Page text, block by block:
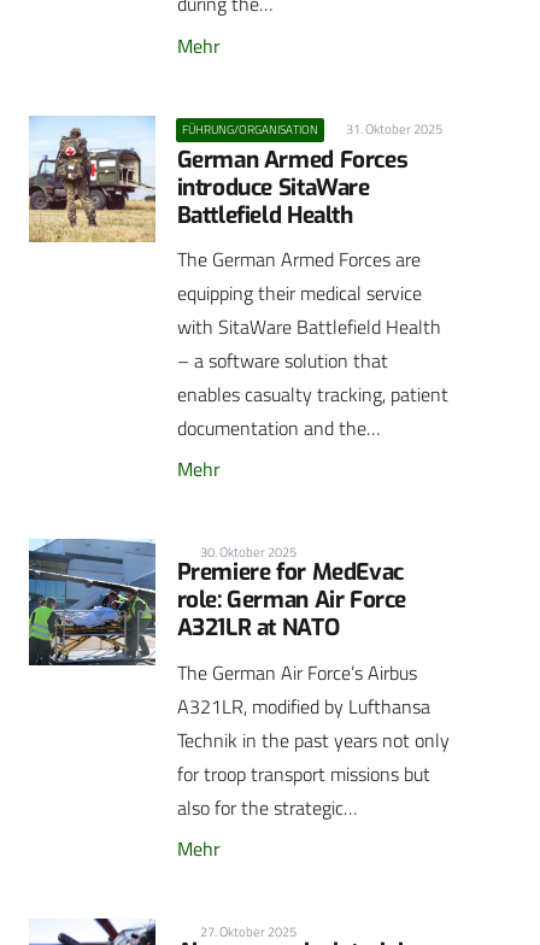
Mehr
FÜHRUNG/ORGANISATION 31. Oktober 2025
German Armed Forces
introduce SitaWare
Battlefield Health
The German Armed Forces are
equipping their medical service
with SitaWare Battlefield Health
– a software solution that
enables casualty tracking, patient
documentation and the…
Mehr
30. Oktober 2025
Premiere for MedEvac
role: German Air Force
A321LR at NATO
The German Air Force’s Airbus
A321LR, modified by Lufthansa
Technik in the past years not only
for troop transport missions but
also for the strategic…
Mehr
27. Oktober 2025